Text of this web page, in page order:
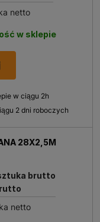
bywa
przewodów
w
wariantach, które
oraz
o ich
netto
w sklepie
w ciągu 2h
2 dni roboczych
28X2,5M
brutto
netto